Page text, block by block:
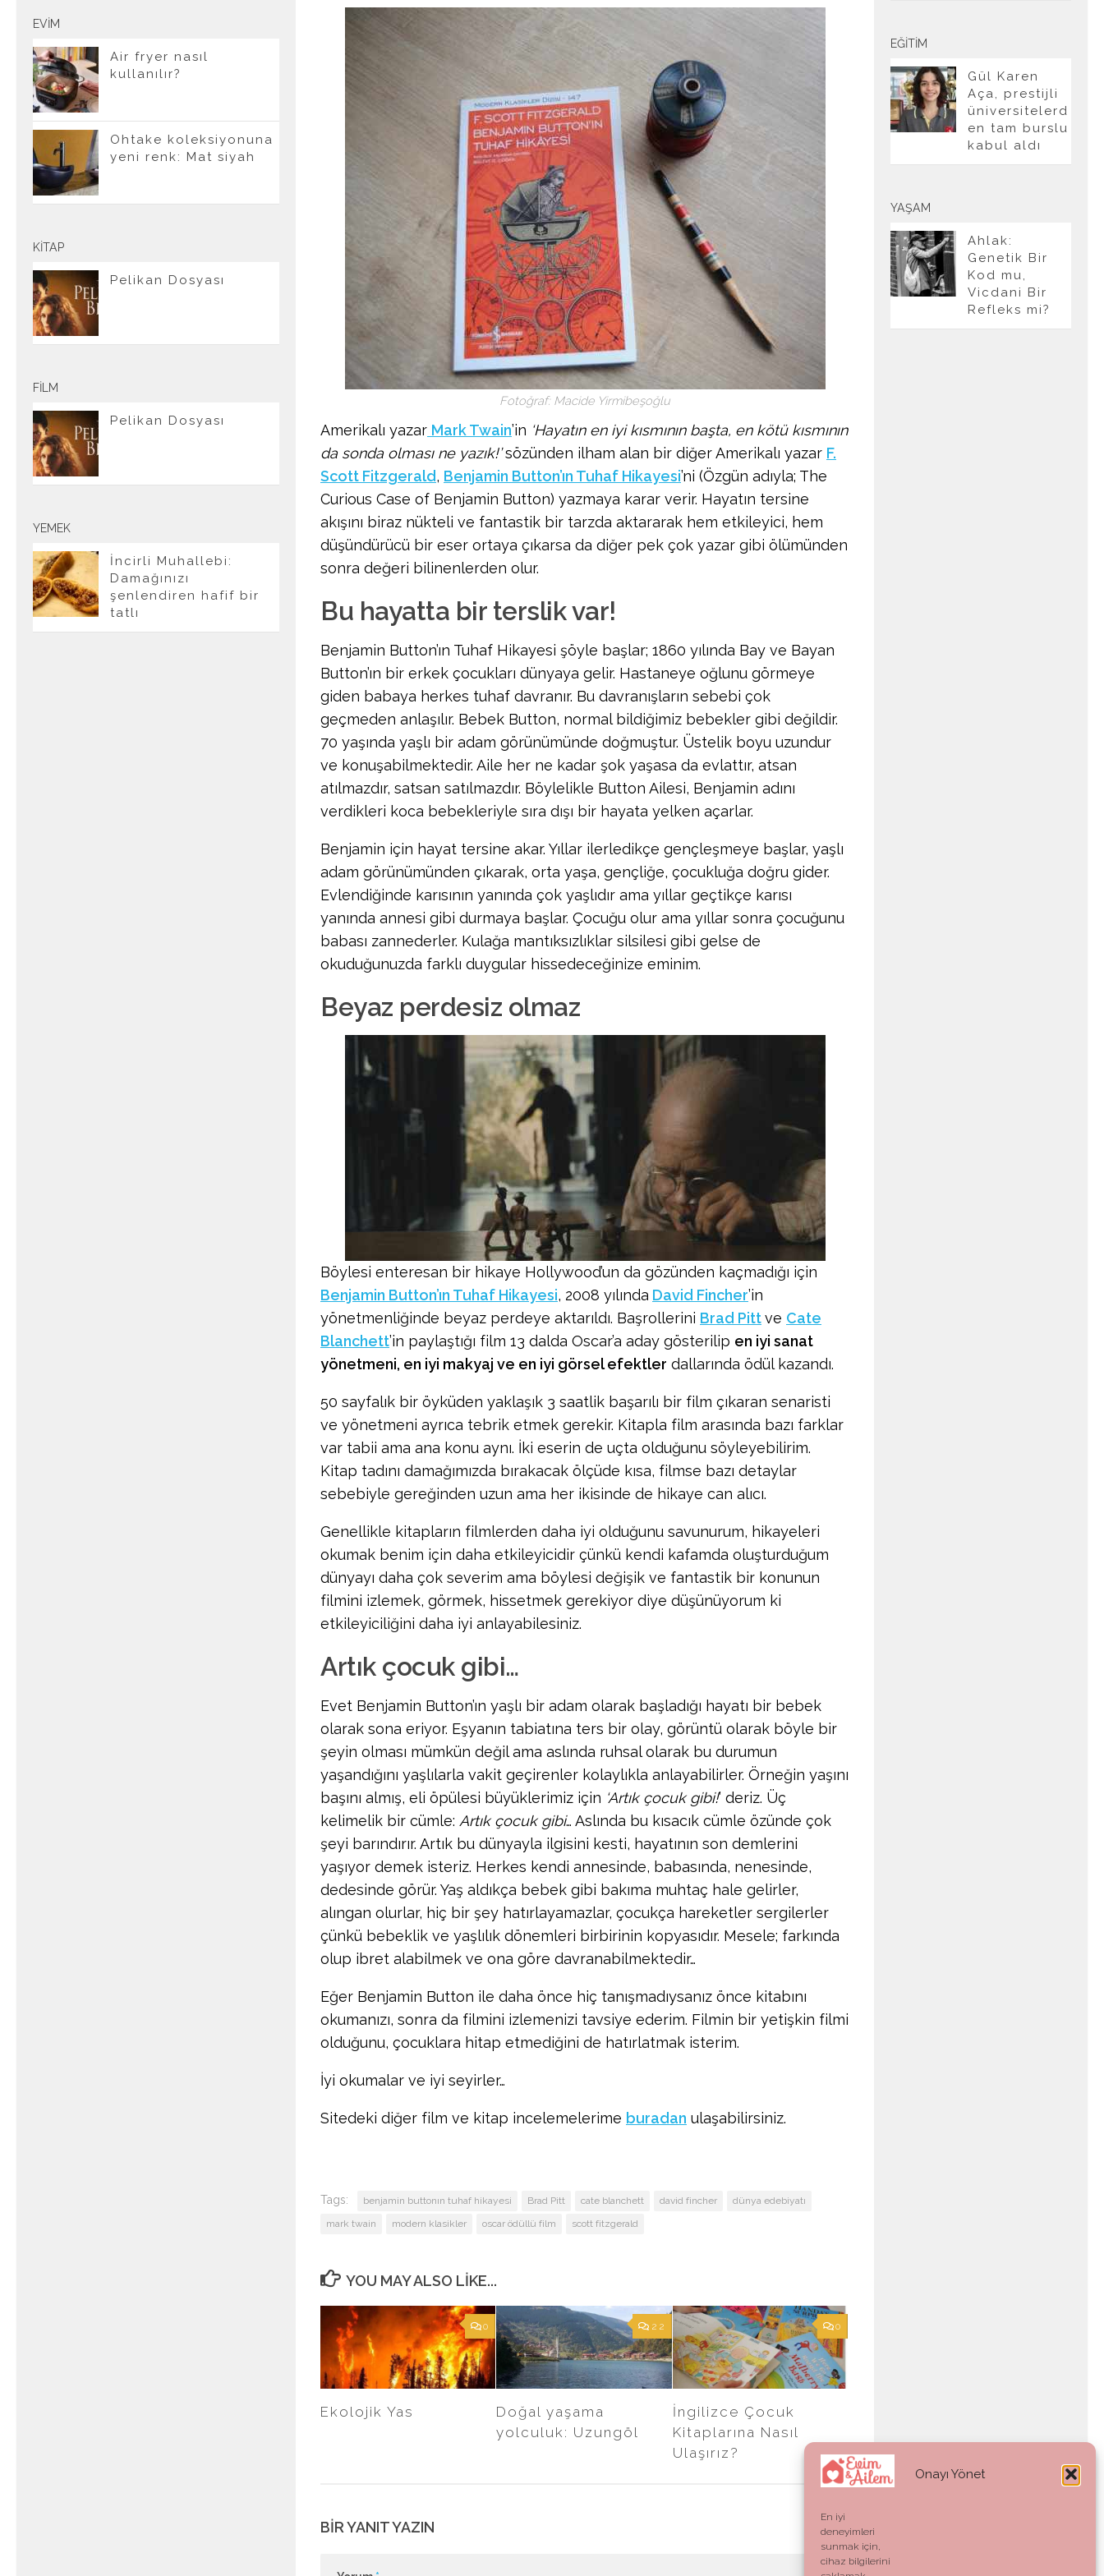
Onayı Yönet
En iyi
deneyimleri
sunmak için,
cihaz bilgilerini
Fotoğraf: Macide Yirmibeşoğlu
Amerikalı yazar Mark Twain’in ‘Hayatın en iyi kısmının başta, en kötü kısmının
da sonda olması ne yazık!’sözünden ilham alan bir diğer Amerikalı yazar F.
Scott Fitzgerald, Benjamin Button’ın Tuhaf Hikayesi’ni (Özgün adıyla; The
Curious Case of Benjamin Button) yazmaya karar verir. Hayatın tersine
akışını biraz nükteli ve fantastik bir tarzda aktararak hem etkileyici, hem
düşündürücü bir eser ortaya çıkarsa da diğer pek çok yazar gibi ölümünden
sonra değeri bilinenlerden olur.
Bu hayatta bir terslik var!
Benjamin Button’ın Tuhaf Hikayesi şöyle başlar; 1860 yılında Bay ve Bayan
Button’ın bir erkek çocukları dünyaya gelir. Hastaneye oğlunu görmeye
giden babaya herkes tuhaf davranır. Bu davranışların sebebi çok
geçmeden anlaşılır. Bebek Button, normal bildiğimiz bebekler gibi değildir.
70 yaşında yaşlı bir adam görünümünde doğmuştur. Üstelik boyu uzundur
ve konuşabilmektedir. Aile her ne kadar şok yaşasa da evlattır, atsan
atılmazdır, satsan satılmazdır. Böylelikle Button Ailesi, Benjamin adını
verdikleri koca bebekleriyle sıra dışı bir hayata yelken açarlar.
Benjamin için hayat tersine akar. Yıllar ilerledikçe gençleşmeye başlar, yaşlı
adam görünümünden çıkarak, orta yaşa, gençliğe, çocukluğa doğru gider.
Evlendiğinde karısının yanında çok yaşlıdır ama yıllar geçtikçe karısı
yanında annesi gibi durmaya başlar. Çocuğu olur ama yıllar sonra çocuğunu
babası zannederler. Kulağa mantıksızlıklar silsilesi gibi gelse de
okuduğunuzda farklı duygular hissedeceğinize eminim.
Beyaz perdesiz olmaz
Böylesi enteresan bir hikaye Hollywood’un da gözünden kaçmadığı için
Benjamin Button’ın Tuhaf Hikayesi, 2008 yılında David Fincher’in
yönetmenliğinde beyaz perdeye aktarıldı. Başrollerini Brad Pittve Cate
Blanchett’in paylaştığı film 13 dalda Oscar’a aday gösterilip en iyi sanat
yönetmeni, en iyi makyaj ve en iyi görsel efektler dallarında ödül kazandı.
50 sayfalık bir öyküden yaklaşık 3 saatlik başarılı bir film çıkaran senaristi
ve yönetmeni ayrıca tebrik etmek gerekir. Kitapla film arasında bazı farklar
var tabii ama ana konu aynı. İki eserin de uçta olduğunu söyleyebilirim.
Kitap tadını damağımızda bırakacak ölçüde kısa, filmse bazı detaylar
sebebiyle gereğinden uzun ama her ikisinde de hikaye can alıcı.
Genellikle kitapların filmlerden daha iyi olduğunu savunurum, hikayeleri
okumak benim için daha etkileyicidir çünkü kendi kafamda oluşturduğum
dünyayı daha çok severim ama böylesi değişik ve fantastik bir konunun
filmini izlemek, görmek, hissetmek gerekiyor diye düşünüyorum ki
etkileyiciliğini daha iyi anlayabilesiniz.
Artık çocuk gibi…
Evet Benjamin Button’ın yaşlı bir adam olarak başladığı hayatı bir bebek
olarak sona eriyor. Eşyanın tabiatına ters bir olay, görüntü olarak böyle bir
şeyin olması mümkün değil ama aslında ruhsal olarak bu durumun
yaşandığını yaşlılarla vakit geçirenler kolaylıkla anlayabilirler. Örneğin yaşını
başını almış, eli öpülesi büyüklerimiz için ‘Artık çocuk gibi!’ deriz. Üç
kelimelik bir cümle: Artık çocuk gibi… Aslında bu kısacık cümle özünde çok
şeyi barındırır. Artık bu dünyayla ilgisini kesti, hayatının son demlerini
yaşıyor demek isteriz. Herkes kendi annesinde, babasında, nenesinde,
dedesinde görür. Yaş aldıkça bebek gibi bakıma muhtaç hale gelirler,
alıngan olurlar, hiç bir şey hatırlayamazlar, çocukça hareketler sergilerler
çünkü bebeklik ve yaşlılık dönemleri birbirinin kopyasıdır. Mesele; farkında
olup ibret alabilmek ve ona göre davranabilmektedir…
Eğer Benjamin Button ile daha önce hiç tanışmadıysanız önce kitabını
okumanızı, sonra da filmini izlemenizi tavsiye ederim. Filmin bir yetişkin filmi
olduğunu, çocuklara hitap etmediğini de hatırlatmak isterim.
İyi okumalar ve iyi seyirler…
Sitedeki diğer film ve kitap incelemelerime buradan ulaşabilirsiniz.
Tags: benjamin buttonın tuhaf hikayesi Brad Pitt cate blanchett david fincher
dünya edebiyatı
mark twain
modern klasikler oscar ödüllü film scott fitzgerald
YOU MAY ALSO LIKE...
0
Ekolojik Yas
22
Doğal yaşama
yolculuk: Uzungöl
0
İngilizce Çocuk
Kitaplarına Nasıl
Ulaşırız?
BIR YANIT YAZIN
EVIM
Air fryer nasıl
kullanılır?
Ohtake koleksiyonuna
yeni renk: Mat siyah
KITAP
Pelikan Dosyası
FILM
Pelikan Dosyası
YEMEK
İncirli Muhallebi:
Damağınızı
şenlendiren hafif bir
tatlı
EĞITIM
Gül Karen
Aça, prestijli
üniversitelerd
en tam burslu
kabul aldı
YAŞAM
Ahlak:
Genetik Bir
Kod mu,
Vicdani Bir
Refleks mi?